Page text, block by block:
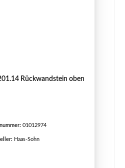
Rückwandstein oben
01012974
Haas-Sohn